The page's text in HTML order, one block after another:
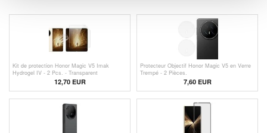
Kit de protection Honor Magic V5 Imak
Hydrogel IV - 2 Pcs. - Transparent
12,70 EUR
Protecteur Objectif Honor Magic V5 en Verre
Trempé - 2 Pièces.
7,60 EUR